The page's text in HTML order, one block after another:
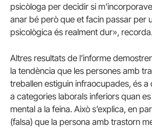
psicòloga per decidir si
anar bé però que et facin passar per
psicològica és realment dur», recorda.
Altres resultats de l’informe
la tendència que les persones amb
treballen estiguin infraocupades, és a
a categories laborals inferiors quan
mental a la feina. Això s’explica, en
(falsa) que la persona amb trastorn